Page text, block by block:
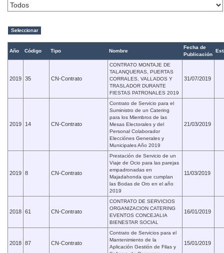
Año Código Tipo Nombre
Fecha de
Publicación
2019 35 CN-Contrato
CONTRATO MONTAJE DE
TALANQUERAS, PUERTAS
CORRALES, VALLADOS Y
TRASLADOR DURANTE
FIESTAS PATRONALES 2019
31/07/2019
2019 14 CN-Contrato
Contrato de Servicio para el
Suministro de un Catering
para los Miembros de las
Mesas Electorales y del
Personal Colaborador
Elecciónes Generales y
Municipales Año 2019
21/03/2019
2019 8 CN-Contrato
Prestación de Servicio de un
Viaje de Ocio para las parejas
empadronadas en
Majadahonda que cumplan
las Bodas de Oro en el año
2019
11/03/2019
2018 61 CN-Contrato
CONTRATO DE SERVICIOS
ORGANIZACION CATERING
EVENTOS CONCEJALIA
BIENESTAR SOCIAL
16/01/2019
2018 87 CN-Contrato
Contrato de Servicios para el
Mantenimiento de la
Aplicación Gestión de Filas y
15/01/2019